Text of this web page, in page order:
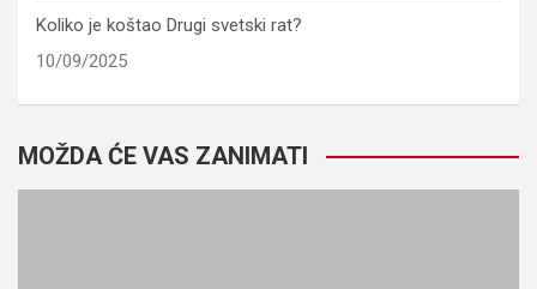
Koliko je koštao Drugi svetski rat?
10/09/2025
MOŽDA ĆE VAS ZANIMATI